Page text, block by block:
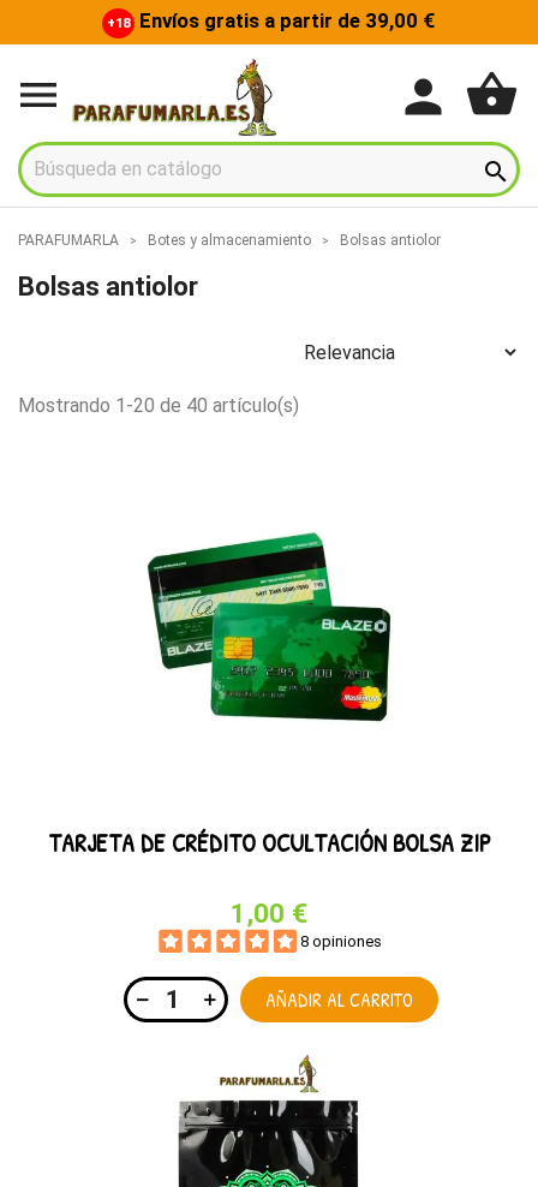
+18 Envíos gratis a partir de 39,00 €
 person shopping_basket

PARAFUMARLA Botes y almacenamiento Bolsas antiolor
Bolsas antiolor
Mostrando 1-20 de 40 artículo(s)
TARJETA DE CRÉDITO OCULTACIÓN BOLSA ZIP
1,00 €
8 opiniones
AÑADIR AL CARRITO